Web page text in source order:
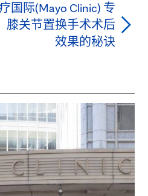
国际(Mayo Clinic) 专
膝关节置换手术术后
效果的秘诀